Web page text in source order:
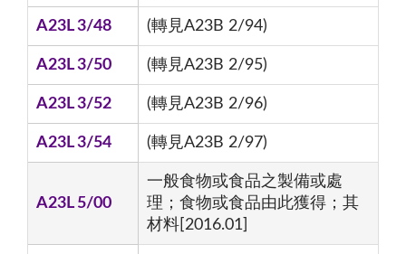
A23L 3/48 (轉見A23B 2/94)
A23L 3/50 (轉見A23B 2/95)
A23L 3/52 (轉見A23B 2/96)
A23L 3/54 (轉見A23B 2/97)
A23L 5/00
一般食物或食品之製備或處
理；食物或食品由此獲得；其
材料[2016.01]